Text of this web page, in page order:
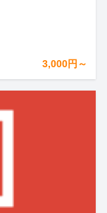
3,000円～